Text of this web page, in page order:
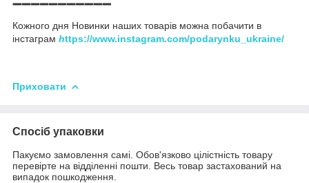
➖➖➖➖➖➖➖➖➖➖➖
Кожного дня Новинки наших товарів можна побачити в
інстаграм https://www.instagram.com/podarynku_ukraine/
Приховати
Спосіб упаковки
Пакуємо замовлення самі. Обов'язково цілістність товару
перевірте на відділенні пошти. Весь товар застахований на
випадок пошкодження.